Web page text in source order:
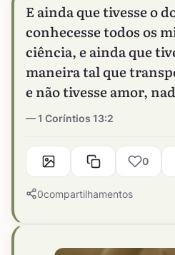
E ainda que tivesse o
conhecesse todos os
ciência, e ainda que
maneira tal que
e não tivesse amor,
1 Coríntios 13:2
0
0compartilhamentos